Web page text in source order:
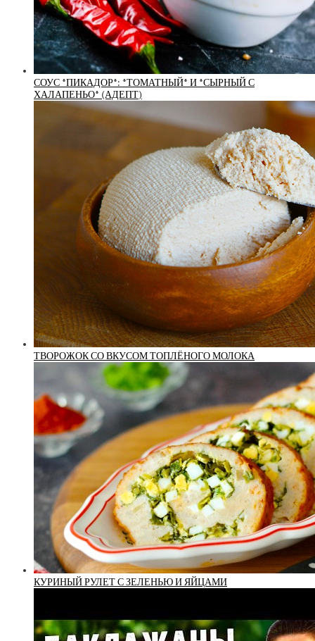
СОУС *ПИКАДОР*: *ТОМАТНЫЙ* И *СЫРНЫЙ С
ХАЛАПЕНЬО* (АДЕПТ)
ТВОРОЖОК СО ВКУСОМ ТОПЛЁНОГО МОЛОКА
КУРИНЫЙ РУЛЕТ С ЗЕЛЕНЬЮ И ЯЙЦАМИ